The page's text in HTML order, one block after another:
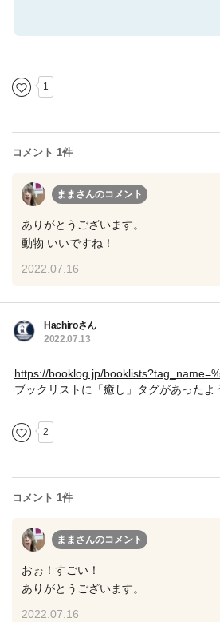
1
コメント 1件
ままさんのコメント
ありがとうございます。
動物 いいですね！
2022.07.16
Hachiroさん
2022.07.13
https://booklog.jp/
ブックリストに「癒し」タグがあったよ
2
コメント 1件
ままさんのコメント
おぉ！すごい！
ありがとうございます。
2022.07.16